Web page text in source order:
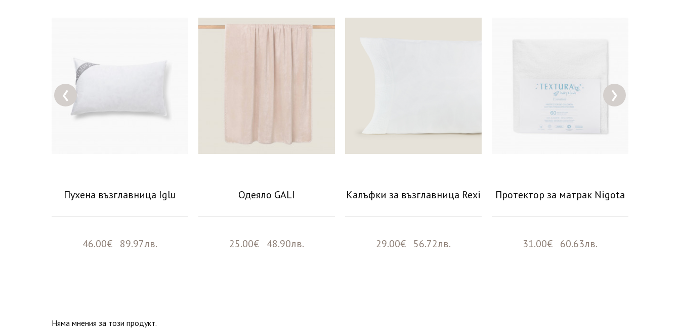
Пухена възглавница Iglu
46.00€ 89.97лв.
Одеяло GALI
25.00€ 48.90лв.
Калъфки за възглавница Rexi
29.00€ 56.72лв.
Протектор за матрак Nigota
31.00€ 60.63лв.
‹ ›
Няма мнения за този продукт.